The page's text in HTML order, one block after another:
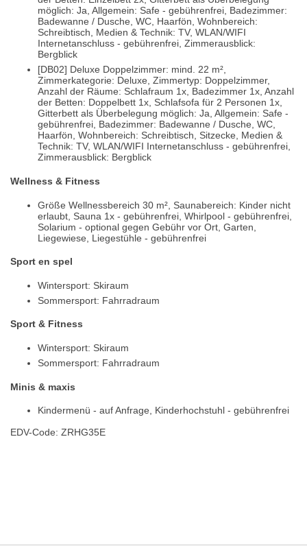
möglich: Ja, Allgemein: Safe - gebührenfrei, Badezimmer:
Badewanne / Dusche, WC, Haarfön, Wohnbereich:
Schreibtisch, Medien & Technik: TV, WLAN/WIFI
Internetanschluss - gebührenfrei, Zimmerausblick:
Bergblick
[DB02] Deluxe Doppelzimmer: mind. 22 m²,
Zimmerkategorie: Deluxe, Zimmertyp: Doppelzimmer,
Anzahl der Räume: Schlafraum 1x, Badezimmer 1x, Anzahl
der Betten: Doppelbett 1x, Schlafsofa für 2 Personen 1x,
Gitterbett als Überbelegung möglich: Ja, Allgemein: Safe -
gebührenfrei, Badezimmer: Badewanne / Dusche, WC,
Haarfön, Wohnbereich: Schreibtisch, Sitzecke, Medien &
Technik: TV, WLAN/WIFI Internetanschluss - gebührenfrei,
Zimmerausblick: Bergblick
Wellness & Fitness
Größe Wellnessbereich 30 m², Saunabereich: Kinder nicht
erlaubt, Sauna 1x - gebührenfrei, Whirlpool - gebührenfrei,
Solarium - optional gegen Gebühr vor Ort, Garten,
Liegewiese, Liegestühle - gebührenfrei
Sport en spel
Wintersport: Skiraum
Sommersport: Fahrradraum
Sport & Fitness
Wintersport: Skiraum
Sommersport: Fahrradraum
Minis & maxis
Kindermenü - auf Anfrage, Kinderhochstuhl - gebührenfrei
EDV-Code: ZRHG35E